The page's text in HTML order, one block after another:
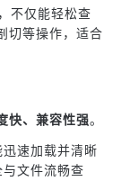
不仅能轻松查
切等操作，适合
快、兼容性强。
速加载并清晰
文件流畅查